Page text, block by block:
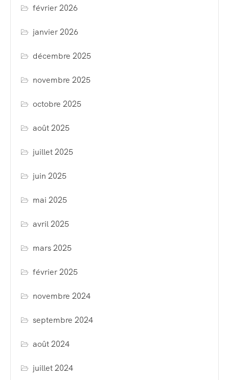
février 2026
janvier 2026
décembre 2025
novembre 2025
octobre 2025
août 2025
juillet 2025
juin 2025
mai 2025
avril 2025
mars 2025
février 2025
novembre 2024
septembre 2024
août 2024
juillet 2024